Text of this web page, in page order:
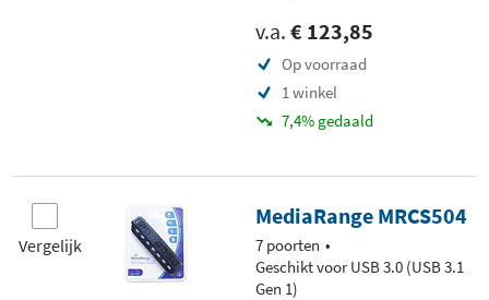
v.a. € 123,85
Op voorraad
1 winkel
7,4% gedaald
Vergelijk
MediaRange MRCS504
7 poorten
Geschikt voor USB 3.0 (USB 3.1
Gen 1)